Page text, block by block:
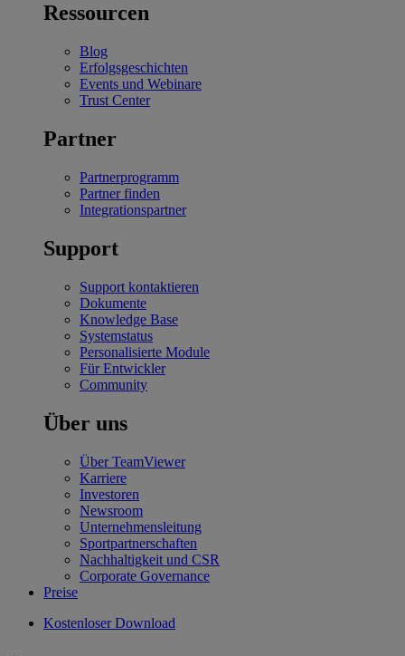
Ressourcen
Blog
Erfolgsgeschichten
Events und Webinare
Trust Center
Partner
Partnerprogramm
Partner finden
Integrationspartner
Support
Support kontaktieren
Dokumente
Knowledge Base
Systemstatus
Personalisierte Module
Für Entwickler
Community
Über uns
Über TeamViewer
Karriere
Investoren
Newsroom
Unternehmensleitung
Sportpartnerschaften
Nachhaltigkeit und CSR
Corporate Governance
Preise
Kostenloser Download